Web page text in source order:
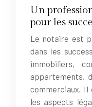
Un
pour les
Le notaire est
dans les
immobiliers,
appartements,
commerciaux.
les aspects